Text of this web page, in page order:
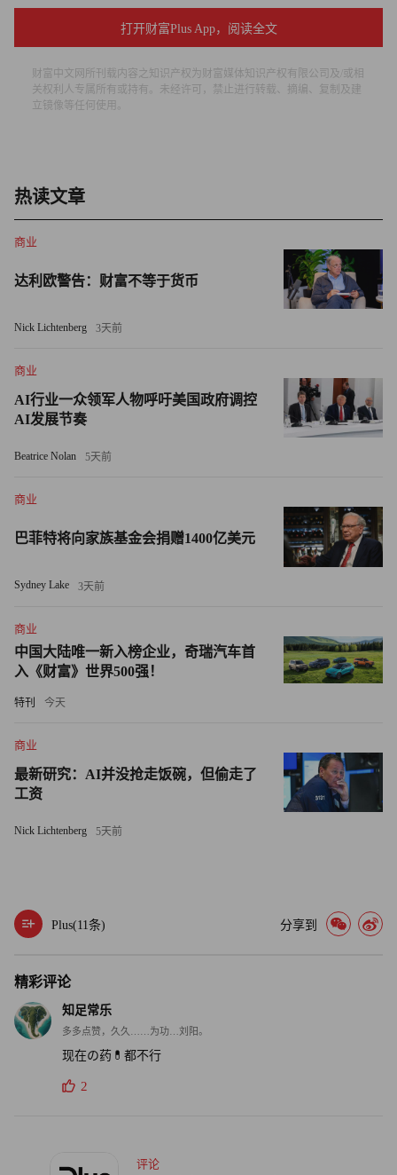
带来的健康风险深感担忧。”
巴黎银行（BNP Paribas）的分析师估计，泰诺的营收约占
科赴总营收的10%。
尽管股价出现了一些波动，但法国巴黎银行的分析师认为，
联，也未必会对科赴的销售额产生实质性影响。因为泰诺此
前就曾遭遇过类似质疑。2022年，泰诺品牌就遭到了数百起
诉讼。理由是强生公司（2023年科赴从强生分拆前，泰诺由
2023年12月，一名联邦法官对上述数百起诉讼作出裁定，认
为原告方缺乏科学证据支持其主张，并禁止相关专家出庭作
证。2024年8月，另一名联邦法官援引该裁定，驳回了其余
相关联邦诉讼。法国巴黎银行高级医疗与生物制药分析师纳
乙酰氨基酚产品销量造成影响。
纳万·泰在接受《财富》采访时称：“尽管存在法律诉讼问
凯勒波斯特曼律师事务所合伙人阿什利・凯勒负责的一起案
件将于下月上诉，并进入口头辩论环节。凯勒对《财富》表
到了2020年由华盛顿大学主导的一项研究。该研究发现，婴
儿胎便（即新生儿首次排出的粪便）中检出对乙酰氨基酚，
与孩子患多动症的几率增加有关。他还援引了哈佛T.H.陈公
共卫生学院院长安德里亚・巴卡雷利的相关研究成果。
们能得到相关警示。”
到对乙酰氨基酚与自闭症存在因果关系的努力，都是不容易
取得成果的，科赴完全有可能全身而退。此前，关于乙酰氨
基酚与自闭症有关的新闻也曾引发投资者恐慌。比如本月
初，《华尔街日报》一篇报道就曾提及，美国卫生部长小肯
为我们认为，要想在各个地区重启诉讼，证明两者之间的因
打开财富Plus App，阅读全文
财富中文网所刊载内容之知识产权为财富媒体知识产权有限公司及/或相
关权利人专属所有或持有。未经许可，禁止进行转载、摘编、复制及建
立镜像等任何使用。
热读文章
商业
达利欧警告：财富不等于货币
Nick Lichtenberg 3天前
商业
AI行业一众领军人物呼吁美国政府调控
AI发展节奏
Beatrice Nolan 5天前
商业
巴菲特将向家族基金会捐赠1400亿美元
Sydney Lake 3天前
商业
中国大陆唯一新入榜企业，奇瑞汽车首
入《财富》世界500强！
特刊 今天
商业
最新研究：AI并没抢走饭碗，但偷走了
工资
Nick Lichtenberg 5天前
Plus(11条) 分享到
精彩评论
知足常乐
多多点赞，久久……为功…刘阳。
现在の药💊都不行
2
评论